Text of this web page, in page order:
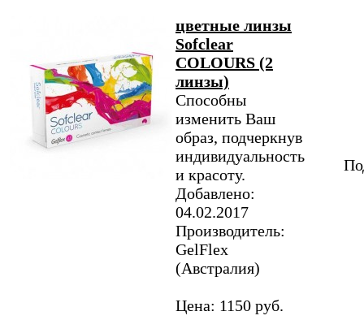
цветные линзы
Sofclear
COLOURS (2
линзы)
Способны
изменить Ваш
образ, подчеркнув
индивидуальность
и красоту.
Добавлено:
04.02.2017
Производитель:
GelFlex
(Австралия)
Цена: 1150 руб.